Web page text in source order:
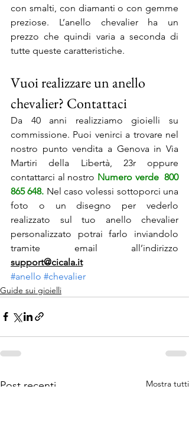
con smalti, con diamanti o con gemme
preziose. L’anello chevalier ha un
prezzo che quindi varia a seconda di
tutte queste caratteristiche.
Vuoi realizzare un anello
chevalier? Contattaci
Da 40 anni realizziamo gioielli su
commissione. Puoi venirci a trovare nel
nostro punto vendita a Genova in Via
Martiri della Libertà, 23r oppure
contattarci al nostro Numero verde  800
865 648. Nel caso volessi sottoporci una
foto o un disegno per vederlo
realizzato sul tuo anello chevalier
personalizzato potrai farlo inviandolo
support@cicala.it
#anello #chevalier
Guide sui gioielli
Post recenti Mostra tutti